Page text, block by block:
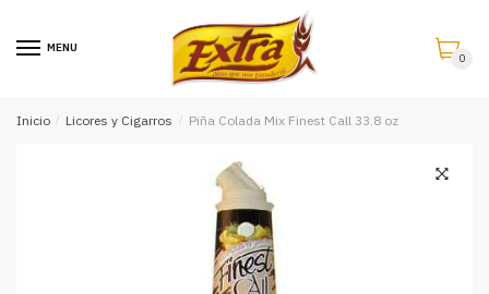
MENU
0
Inicio / Licores y Cigarros / Piña Colada Mix Finest Call 33.8 oz